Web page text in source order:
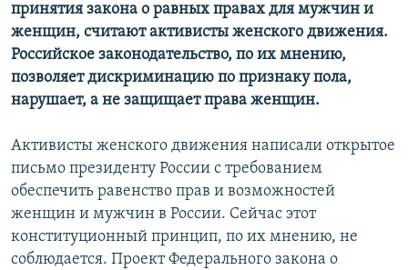
принятия закона о равных правах для мужчин и
женщин, считают активисты женского движения.
Российское законодательство, по их мнению,
позволяет дискриминацию по признаку пола,
нарушает, а не защищает права женщин.
Активисты женского движения написали открытое
письмо президенту России с требованием
обеспечить равенство прав и возможностей
женщин и мужчин в России. Сейчас этот
конституционный принцип, по их мнению, не
соблюдается. Проект Федерального закона о